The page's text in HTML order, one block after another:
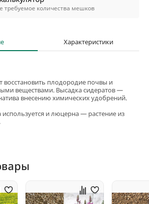
требуемое количества мешков
Характеристики
плодородие почвы и
веществами. Высадка сидератов —
внесению химических удобрений.
используется и люцерна — растение из
что обитающие на их корнях
бобовых.
высаженными после сидератов.
считаются лучшими